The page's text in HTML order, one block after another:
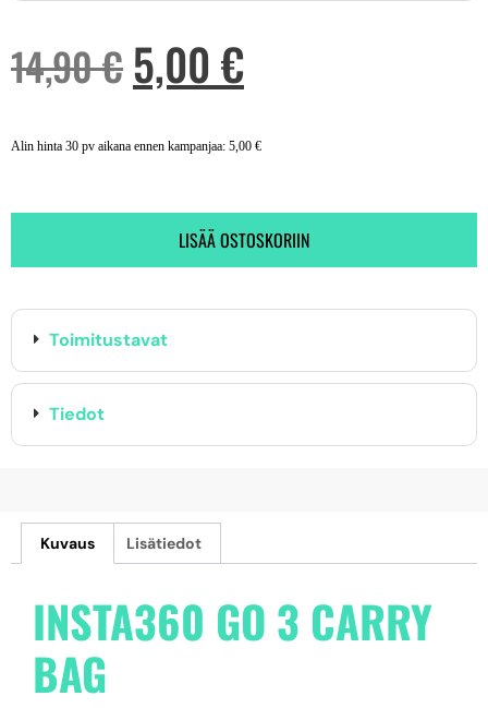
14,90€5,00 €
Alin hinta 30 pv aikana ennen kampanjaa: 5,00 €
LISÄÄ OSTOSKORIIN
Toimitustavat
Tiedot
Kuvaus Lisätiedot
INSTA360 GO 3 CARRY
BAG